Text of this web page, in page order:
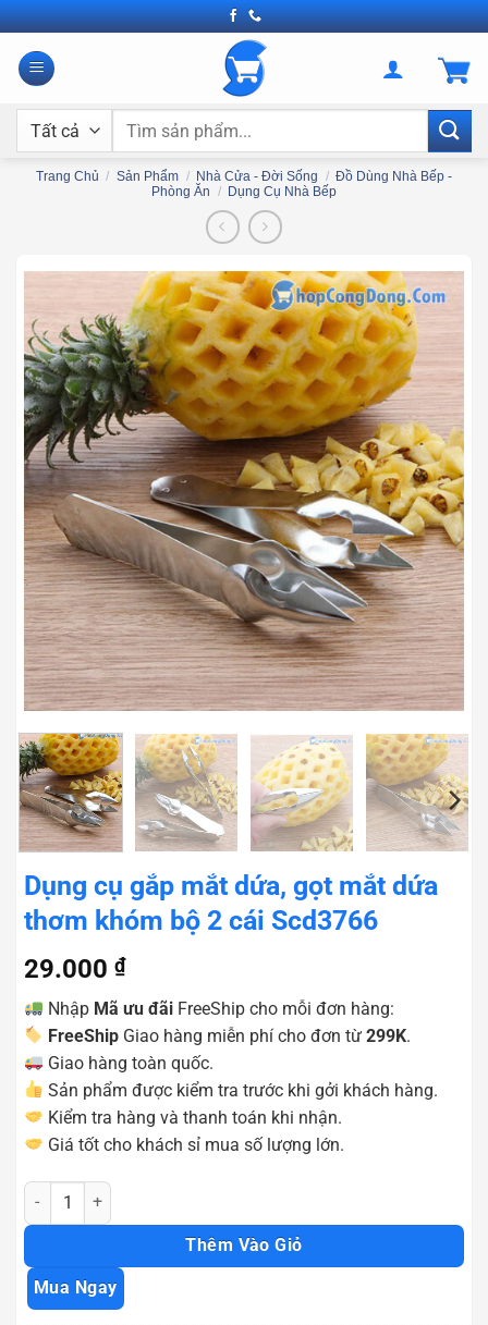
Bỏ
qua
nội
Tìm
Trang Chủ / Sản Phẩm / Nhà Cửa - Đời Sống / Đồ Dùng Nhà Bếp -
Phòng Ăn / Dụng Cụ Nhà Bếp
Dụng cụ gắp mắt dứa, gọt mắt dứa
thơm khóm bộ 2 cái Scd3766
29.000 ₫
Nhập Mã ưu đãi FreeShip cho mỗi đơn hàng:
FreeShip Giao hàng miễn phí cho đơn từ299K.
Giao hàng toàn quốc.
Sản phẩm được kiểm tra trước khi gởi khách hàng.
Kiểm tra hàng và thanh toán khi nhận.
Giá tốt cho khách sỉ mua số lượng lớn.
Dụng cụ gắp mắt dứa, gọt mắt dứa thơm khóm bộ 2 cái Scd3766 số
Thêm Vào Giỏ
Mua Ngay